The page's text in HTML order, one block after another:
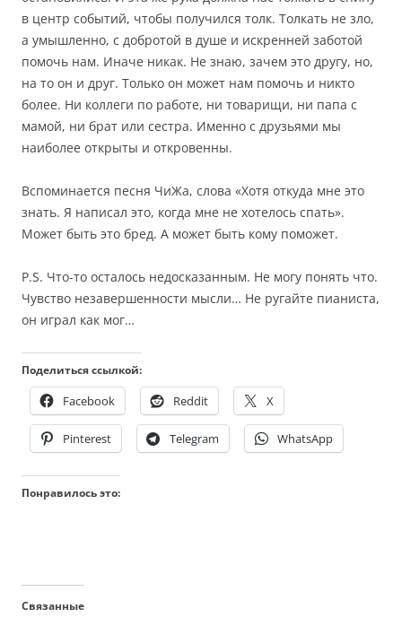
в центр событий, чтобы получился толк. Толкать не зло,
а умышленно, с добротой в душе и искренней заботой
помочь нам. Иначе никак. Не знаю, зачем это другу, но,
на то он и друг. Только он может нам помочь и никто
более. Ни коллеги по работе, ни товарищи, ни папа с
мамой, ни брат или сестра. Именно с друзьями мы
наиболее открыты и откровенны.
Вспоминается песня ЧиЖа, слова «Хотя откуда мне это
знать. Я написал это, когда мне не хотелось спать».
Может быть это бред. А может быть кому поможет.
P.S. Что-то осталось недосказанным. Не могу понять что.
Чувство незавершенности мысли… Не ругайте пианиста,
он играл как мог…
Поделиться ссылкой:
Facebook Reddit X
Pinterest Telegram WhatsApp
Понравилось это:
Связанные